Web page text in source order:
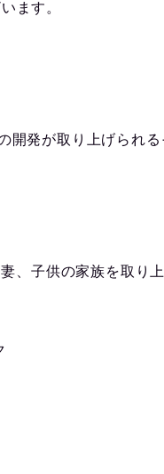
ます。
開発が取り上げられる
、子供の家族を取り上